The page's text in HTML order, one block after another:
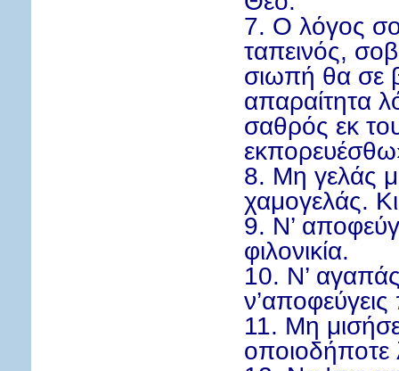
7. Ο λόγος
ταπεινός,
σιωπή θα σε
απαραίτητα
σαθρός εκ
8. Μη γελάς
χαμογελάς.
9. Ν’
φιλονικία.
10. Ν’
11. Μη
οποιοδήποτε